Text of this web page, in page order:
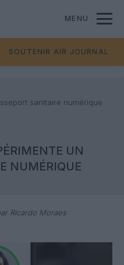
MENU
SOUTENIR AIR JOURNAL
sanitaire numérique
UN
NUMÉRIQUE
Ricardo Moraes